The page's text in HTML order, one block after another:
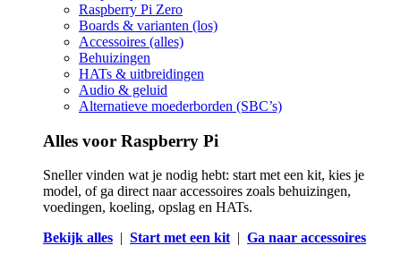
Raspberry Pi Zero
Boards & varianten (los)
Accessoires (alles)
Behuizingen
HATs & uitbreidingen
Audio & geluid
Alternatieve moederborden (SBC’s)
Alles voor Raspberry Pi
Sneller vinden wat je nodig hebt: start met een kit, kies je
model, of ga direct naar accessoires zoals behuizingen,
voedingen, koeling, opslag en HATs.
Bekijk alles | Start met een kit| Ga naar accessoires